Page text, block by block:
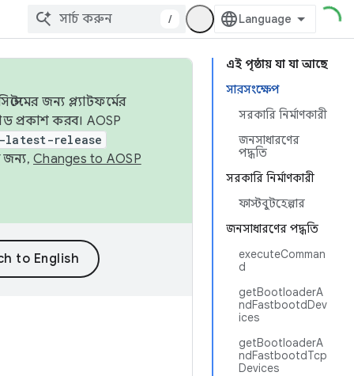
/
এই পৃষ্ঠায় যা যা আছে
সারসংক্ষেপ
সরকারি নির্মাণকারী
জনসাধারণের
পদ্ধতি
সরকারি নির্মাণকারী
ফাস্টবুটহেল্পার
জনসাধারণের পদ্ধতি
executeComman
d
getBootloaderA
ndFastbootdDev
ices
getBootloaderA
ndFastbootdTcp
Devices
জন্য প্ল্যাটফর্মের
প্রকাশ করব। AOSP
latest-release
জন্য, Changes to AOSP